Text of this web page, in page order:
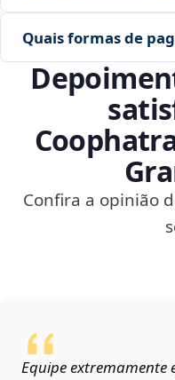
Quais formas de
Confira a opinião
Equipe extremamente